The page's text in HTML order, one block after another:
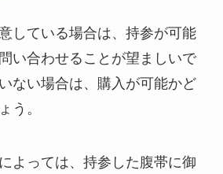
している場合は、持参が可能
い合わせることが望ましいで
ない場合は、購入が可能かど
う。
よっては、持参した腹帯に御